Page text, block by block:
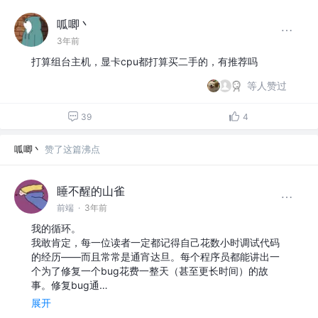
呱唧丶
3年前
打算组台主机，显卡cpu都打算买二手的，有推荐吗
等人赞过
39 4
呱唧丶 赞了这篇沸点
睡不醒的山雀
前端 · 3年前
我的循环。
我敢肯定，每一位读者一定都记得自己花数小时调试代码
的经历——而且常常是通宵达旦。每个程序员都能讲出一
个为了修复一个bug花费一整天（甚至更长时间）的故
事。修复bug通…
展开